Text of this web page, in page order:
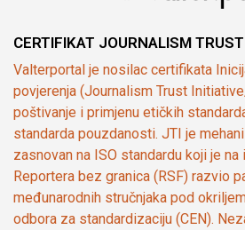
CERTIFIKAT JOURNALISM
Valterportal je nosilac certifikata
povjerenja (Journalism Trust
poštivanje i primjenu etičkih
standarda pouzdanosti. JTI je
zasnovan na ISO standardu koji je na
Reportera bez granica (RSF) razvio
međunarodnih stručnjaka pod
odbora za standardizaciju (CEN).